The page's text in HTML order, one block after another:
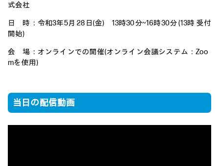
式会社
日 時：令和3年5月 28日(金) 13時30分~16時30分 (13時 受付
開始)
会 場：オンラインでの開催(オンライン会議システム：Zoo
mを使用)
当日の配信動画